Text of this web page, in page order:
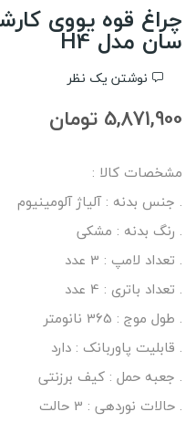
چراغ قوه یووی
سان مدل H4
نوشتن یک نظر
5,871,900 تومان
مشخصات کالا :
. جنس بدنه : آلیاژ آلومینیوم
. رنگ بدنه : مشکی
. تعداد لامپ : 3 عدد
. تعداد باتری : 4 عدد
. طول موج : 365 نانومتر
. قابلیت پاوربانک : دارد
. جعبه حمل : کیف برزنتی
. حالات نوردهی : 3 حالت